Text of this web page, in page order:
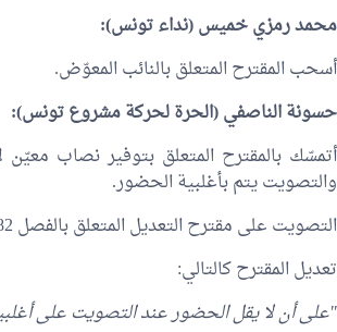
محمد رمزي خميس(نداء تونس):
أسحب المقترح المتعلق بالنائب المعوّض.
حسونة الناصفي (الحرة لحركة مشروع تونس):
أتمسّك بالمقترح المتعلق بتوفير نصاب معيّن
والتصويت يتم بأغلبية الحضور.
التصويت على مقترح التعديل المتعلق بالفصل 82:
تعديل المقترح كالتالي:
"على أن لا يقل الحضور عند التصويت على